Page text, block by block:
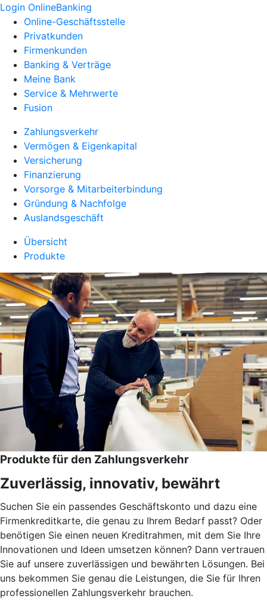
Login OnlineBanking
Online-Geschäftsstelle
Privatkunden
Firmenkunden
Banking & Verträge
Meine Bank
Service & Mehrwerte
Fusion
Zahlungsverkehr
Vermögen & Eigenkapital
Versicherung
Finanzierung
Vorsorge & Mitarbeiterbindung
Gründung & Nachfolge
Auslandsgeschäft
Übersicht
Produkte
Produkte für den Zahlungsverkehr
Zuverlässig, innovativ, bewährt
Suchen Sie ein passendes Geschäftskonto und dazu eine
Firmenkreditkarte, die genau zu Ihrem Bedarf passt? Oder
benötigen Sie einen neuen Kreditrahmen, mit dem Sie Ihre
Innovationen und Ideen umsetzen können? Dann vertrauen
Sie auf unsere zuverlässigen und bewährten Lösungen. Bei
uns bekommen Sie genau die Leistungen, die Sie für Ihren
professionellen Zahlungsverkehr brauchen.